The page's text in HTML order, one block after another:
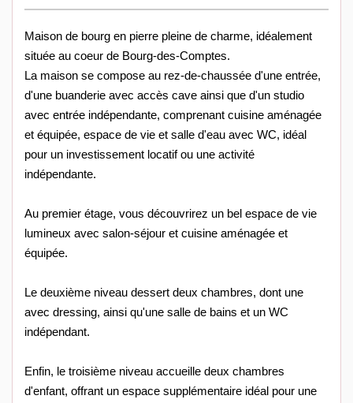
Maison de bourg en pierre pleine de charme, idéalement
située au coeur de Bourg-des-Comptes.
La maison se compose au rez-de-chaussée d'une entrée,
d'une buanderie avec accès cave ainsi que d'un studio
avec entrée indépendante, comprenant cuisine aménagée
et équipée, espace de vie et salle d'eau avec WC, idéal
pour un investissement locatif ou une activité
indépendante.
Au premier étage, vous découvrirez un bel espace de vie
lumineux avec salon-séjour et cuisine aménagée et
équipée.
Le deuxième niveau dessert deux chambres, dont une
avec dressing, ainsi qu'une salle de bains et un WC
indépendant.
Enfin, le troisième niveau accueille deux chambres
d'enfant, offrant un espace supplémentaire idéal pour une